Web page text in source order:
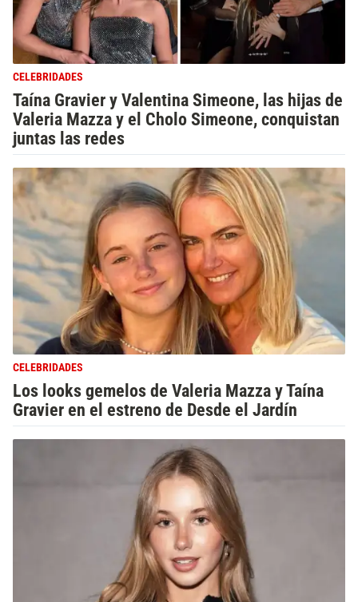
CELEBRIDADES
Taína Gravier y Valentina Simeone, las hijas de
Valeria Mazza y el Cholo Simeone, conquistan
juntas las redes
CELEBRIDADES
Los looks gemelos de Valeria Mazza y Taína
Gravier en el estreno de Desde el Jardín